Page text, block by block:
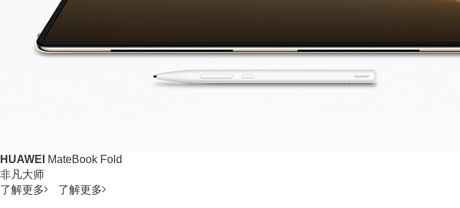
HUAWEI
MateBook Fold
非凡大师
了解更多
了解更多